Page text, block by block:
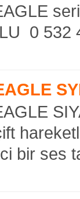
0 532
bir ses